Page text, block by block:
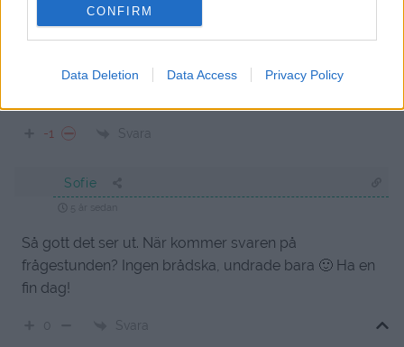
CONFIRM
Data Deletion Data Access Privacy Policy
5 år sedan
blogg och få fina recept som påminner mig om Öland
-1 Svara
Sofie
Så gott det ser ut. När kommer svaren på
frågestunden? Ingen brådska, undrade bara 🙂 Ha en
fin dag!
0 Svara